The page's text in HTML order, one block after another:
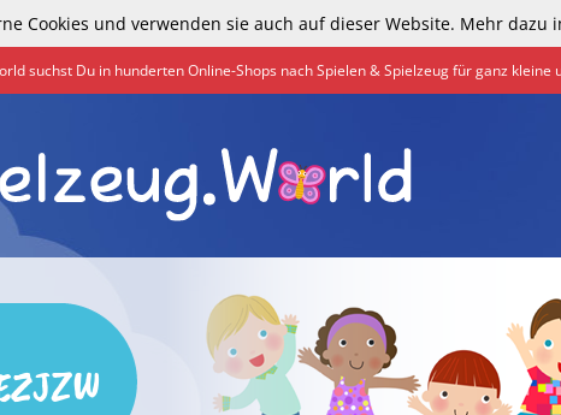
Cookies und verwenden sie auch auf dieser Website. Mehr dazu
suchst Du in hunderten Online-Shops nach Spielen & Spielzeug für ganz kleine